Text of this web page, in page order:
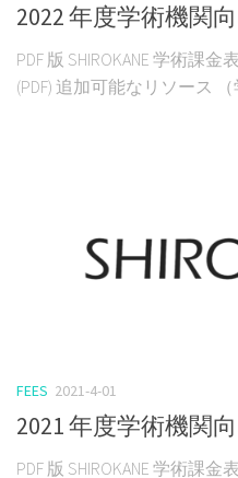
2022 年度学術機関
PDF 版 SHIROKANE 学術課金
(PDF) 追加可能なリソース （
FEES 2021-4-01
2021 年度学術機関
PDF 版 SHIROKANE 学術課